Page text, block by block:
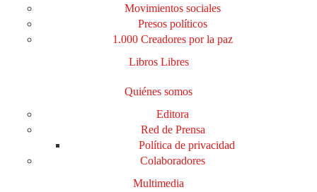
Movimientos sociales
Presos políticos
1.000 Creadores por la paz
Libros Libres
Quiénes somos
Editora
Red de Prensa
Política de privacidad
Colaboradores
Multimedia